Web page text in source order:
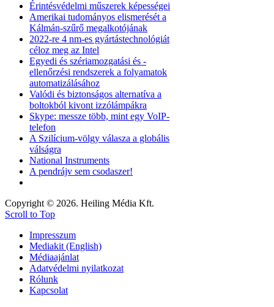
Érintésvédelmi műszerek képességei
Amerikai tudományos elismerését a
Kálmán-szűrő megalkotójának
2022-re 4 nm-es gyártástechnológiát
céloz meg az Intel
Egyedi és szériamozgatási és -
ellenőrzési rendszerek a folyamatok
automatizálásához
Valódi és biztonságos alternatíva a
boltokból kivont izzólámpákra
Skype: messze több, mint egy VoIP-
telefon
A Szilícium-völgy válasza a globális
válságra
National Instruments
A pendrájv sem csodaszer!
Copyright © 2026. Heiling Média Kft.
Scroll to Top
Impresszum
Mediakit (English)
Médiaajánlat
Adatvédelmi nyilatkozat
Rólunk
Kapcsolat